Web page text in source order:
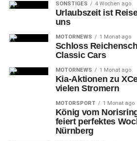
SONSTIGES 4 Wochen ago
Urlaubszeit ist
uns
MOTORNEWS 1 Monat ago
Schloss
Classic Cars
MOTORNEWS 1 Monat ago
Kia-Aktionen zu
vielen Stromern
MOTORSPORT 1 Monat ago
König vom
feiert perfektes
Nürnberg